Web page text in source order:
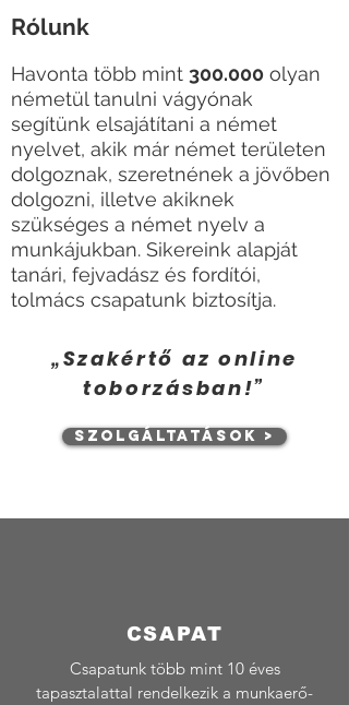
Rólunk
Havonta több mint 300.000 olyan
németül tanulni vágyónak
segítünk elsajátítani a német
nyelvet, akik már német területen
dolgoznak, szeretnének a jövőben
dolgozni, illetve akiknek
szükséges a német nyelv a
munkájukban. Sikereink alapját
tanári, fejvadász és fordítói,
tolmács csapatunk biztosítja.
„Szakértő az online
toborzásban!”
Szolgáltatások >
CSAPAT
Csapatunk több mint 10 éves
tapasztalattal rendelkezik a munkaerő-